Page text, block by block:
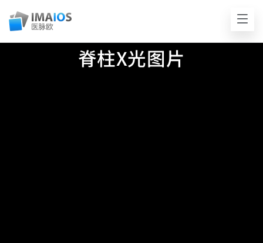
脊柱X光图片